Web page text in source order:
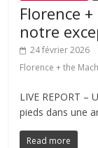
Florence
notre
24 février 2026
Florence + the
LIVE REPORT –
pieds dans une
Read more